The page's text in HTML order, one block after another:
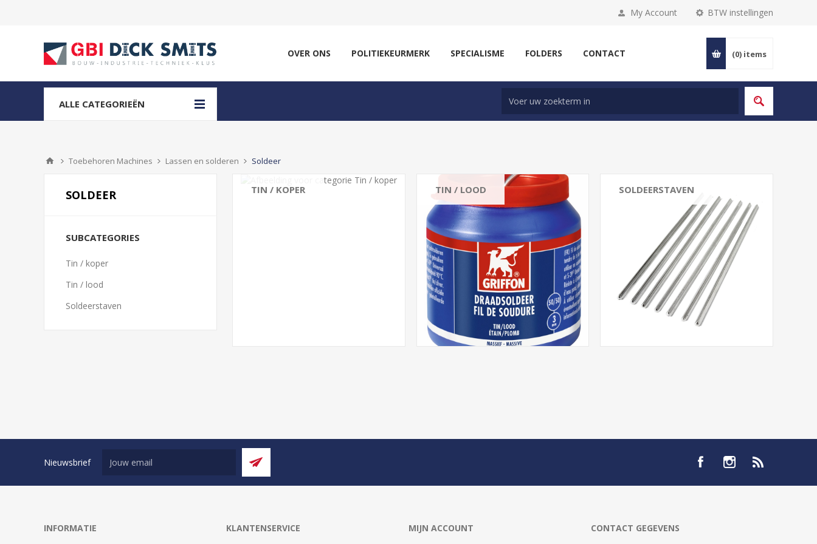
BTW instellingen
My Account
OVER ONS POLITIEKEURMERK SPECIALISME FOLDERS CONTACT (0) items
ALLE CATEGORIEËN
Toebehoren Machines Lassen en solderen Soldeer
TIN / KOPER TIN / LOOD SOLDEERSTAVEN
SOLDEER
SUBCATEGORIES
Tin / koper
Tin / lood
Soldeerstaven
Nieuwsbrief
INFORMATIE KLANTENSERVICE MIJN ACCOUNT CONTACT GEGEVENS